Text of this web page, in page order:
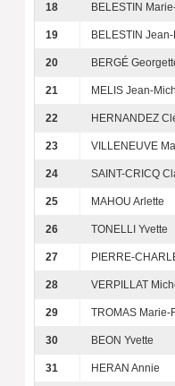
18 BELESTIN
19 BELESTIN
20 BERGÉ
21 MELIS Jean-
22 HERNANDEZ
23 VILLENEUVE
24 SAINT-CRICQ
25 MAHOU Arlette
26 TONELLI Yvette
27 PIERRE-
28 VERPILLAT
29 TROMAS Marie-
30 BEON Yvette
31 HERAN Annie